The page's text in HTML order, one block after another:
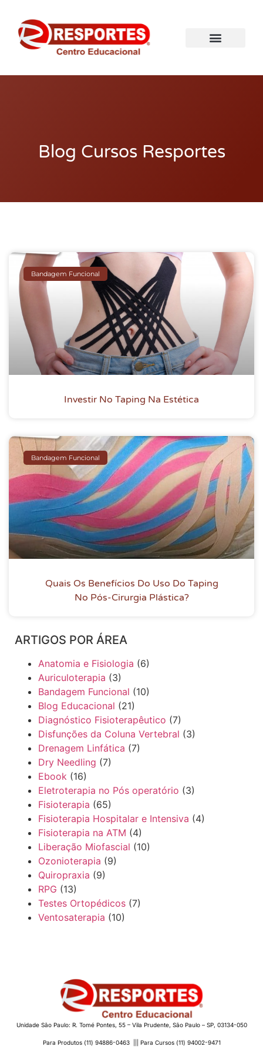
Blog Cursos Resportes
Bandagem Funcional
Investir No Taping Na Estética
Bandagem Funcional
Quais Os Benefícios Do Uso Do Taping
No Pós-Cirurgia Plástica?
ARTIGOS POR ÁREA
Anatomia e Fisiologia (6)
Auriculoterapia (3)
Bandagem Funcional (10)
Blog Educacional (21)
Diagnóstico Fisioterapêutico (7)
Disfunções da Coluna Vertebral (3)
Drenagem Linfática (7)
Dry Needling (7)
Ebook (16)
Eletroterapia no Pós operatório (3)
Fisioterapia (65)
Fisioterapia Hospitalar e Intensiva (4)
Fisioterapia na ATM (4)
Liberação Miofascial (10)
Ozonioterapia (9)
Quiropraxia (9)
RPG (13)
Testes Ortopédicos (7)
Ventosaterapia (10)
Unidade São Paulo: R. Tomé Pontes, 55 – Vila Prudente, São Paulo – SP, 03134-050
Para Produtos (11) 94886-0463 ||| Para Cursos (11) 94002-9471